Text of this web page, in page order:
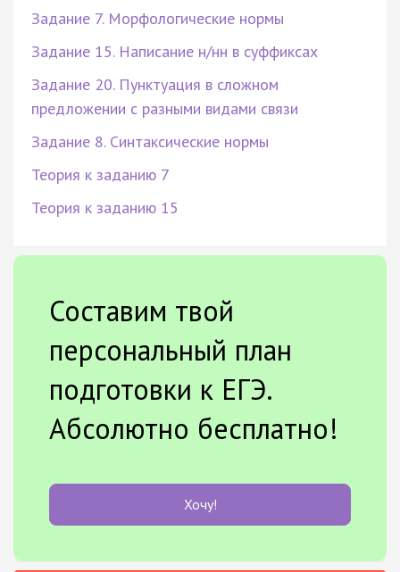
Задание 7. Морфологические нормы
Задание 15. Написание н/нн в суффиксах
Задание 20. Пунктуация в сложном
предложении с разными видами связи
Задание 8. Синтаксические нормы
Теория к заданию 7
Теория к заданию 15
Составим твой
персональный план
подготовки к ЕГЭ.
Абсолютно бесплатно!
Хочу!